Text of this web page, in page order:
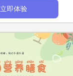
立即体验